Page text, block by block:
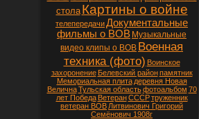
стола Картины о войне
телепередачиДокументальные
фильмы о ВОВ Музыкальные
видео клипы о ВОВ Военная
техника (фото) Воинское
захоронение Белевский район памятник
Мемориальная плита деревня Новая
Велична Тульская область фотоальбом 70
лет Победа Ветеран СССР труженник
ветеран ВОВ Литвинович Григорий
Семёнович 1908г